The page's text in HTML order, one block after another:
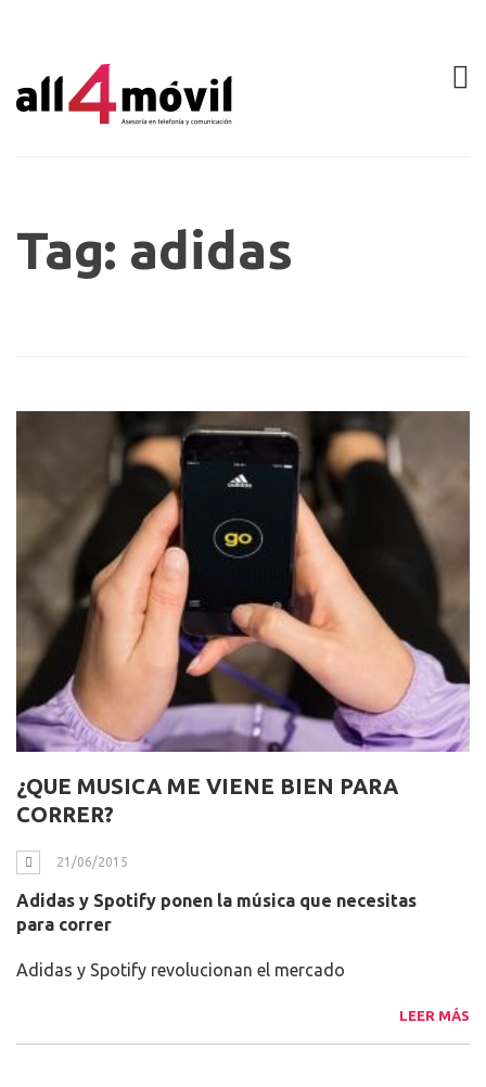
Tag: adidas
¿QUE MUSICA ME VIENE BIEN PARA
CORRER?
21/06/2015
Adidas y Spotify ponen la música que necesitas
para correr
Adidas y Spotify revolucionan el mercado
LEER MÁS